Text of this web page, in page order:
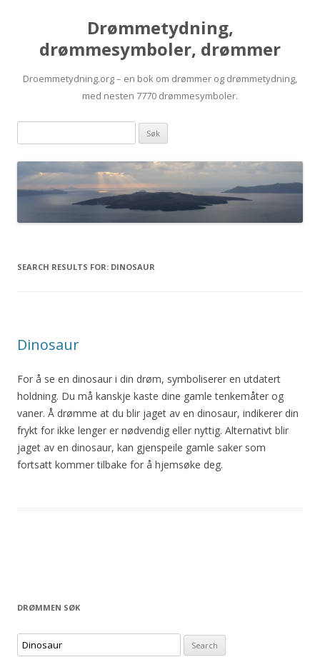
Drømmetydning,
drømmesymboler, drømmer
Droemmetydning.org – en bok om drømmer og drømmetydning,
med nesten 7770 drømmesymboler.
Skip
content
søk:
SEARCH RESULTS FOR: DINOSAUR
Dinosaur
For å se en dinosaur i din drøm, symboliserer en utdatert
holdning. Du må kanskje kaste dine gamle tenkemåter og
vaner. Å drømme at du blir jaget av en dinosaur, indikerer din
frykt for ikke lenger er nødvendig eller nyttig. Alternativt blir
jaget av en dinosaur, kan gjenspeile gamle saker som
fortsatt kommer tilbake for å hjemsøke deg.
DRØMMEN SØK
S
e